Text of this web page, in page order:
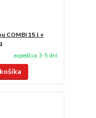
COMBI 15 l +
expedícia 3-5 dní